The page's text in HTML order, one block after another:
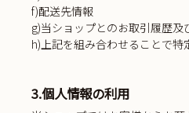
f)配送先情報
g)当ショップとのお取引履歴及
h)上記を組み合わせることで
3.個人情報の利用